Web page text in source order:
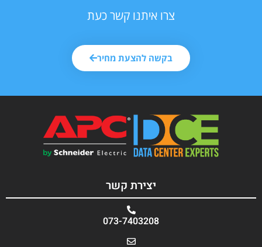
צרו איתנו קשר כעת
בקשה להצעת מחיר
יצירת קשר
073-7403208